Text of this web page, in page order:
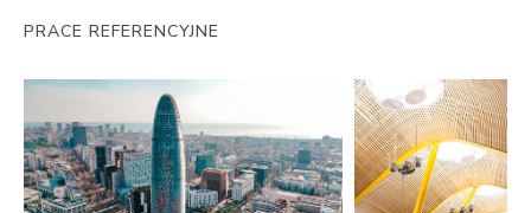
PRACE REFERENCYJNE